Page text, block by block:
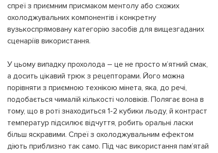
спреї з приємним присмаком ментолу або схожих
охолоджувальних компонентів і конкретну
вузькоспрямовану категорію засобів для вищезгаданих
сценаріїв використання.
У цьому випадку прохолода – це не просто м’ятний смак,
а досить цікавий трюк з рецепторами. Його можна
порівняти з приємною технікою мінета, яка, до речі,
подобається чималій кількості чоловіків. Полягає вона в
тому, що в роті знаходиться 1-2 кубики льоду, й контраст
температур підсилює відчуття, робить оральні ласки
більш яскравими. Спреї з охолоджувальним ефектом
діють приблизно так само. Під час використання пам’ятай